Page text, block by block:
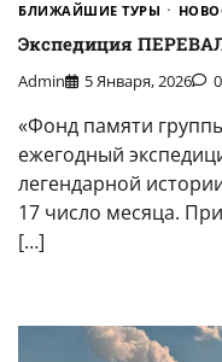
БЛИЖАЙШИЕ ТУРЫ
Экспедиция
Admin 5 Января, 2026 0
«Фонд памяти
ежегодный
легендарной
17 число месяца.
[…]